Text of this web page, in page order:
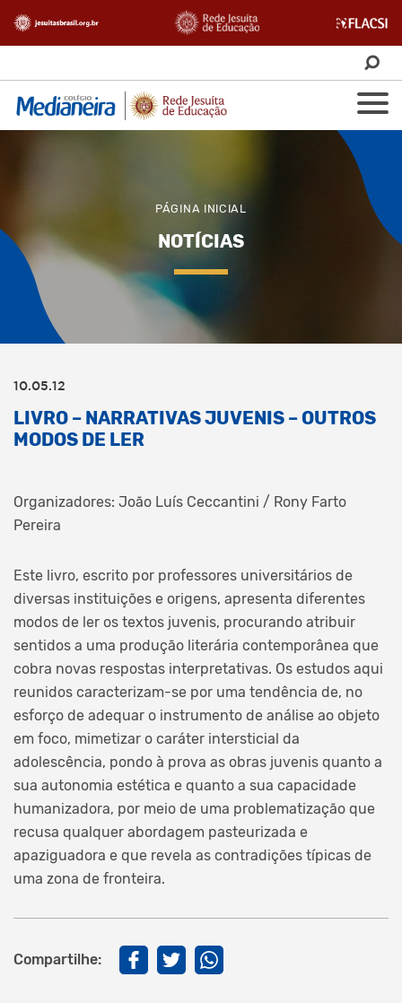
PÁGINA INICIAL
NOTÍCIAS
10.05.12
LIVRO – NARRATIVAS JUVENIS – OUTROS
MODOS DE LER
Organizadores: João Luís Ceccantini / Rony Farto
Pereira
Este livro, escrito por professores universitários de
diversas instituições e origens, apresenta diferentes
modos de ler os textos juvenis, procurando atribuir
sentidos a uma produção literária contemporânea que
cobra novas respostas interpretativas. Os estudos aqui
reunidos caracterizam-se por uma tendência de, no
esforço de adequar o instrumento de análise ao objeto
em foco, mimetizar o caráter intersticial da
adolescência, pondo à prova as obras juvenis quanto a
sua autonomia estética e quanto a sua capacidade
humanizadora, por meio de uma problematização que
recusa qualquer abordagem pasteurizada e
apaziguadora e que revela as contradições típicas de
uma zona de fronteira.
Compartilhe: